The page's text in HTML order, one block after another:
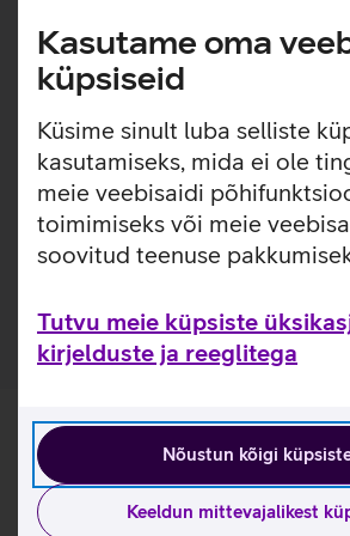
Kasutame oma
küpsiseid
Küsime sinult luba selliste
kasutamiseks, mida ei ole
meie veebisaidi
toimimiseks või meie
soovitud teenuse
Tutvu meie küpsiste
kirjelduste ja reeglitega
Nõustun kõigi
Keeldun mittevajalikest
rohkem kui ühe puldiga. S6 pult on
BLE tehnoloogial ning varasemad
toeta. Seetõttu ei ole S6 pult sobiv ega
juhtima muude digiboksidega peale
VIP4302-e.
NB! Teiste digibokside (Arris
digiboksid) juhtimiseks soeta pult
võimalik tutvudasiin.